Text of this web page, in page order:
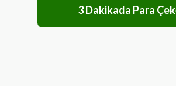
3 Dakikada Para Çek